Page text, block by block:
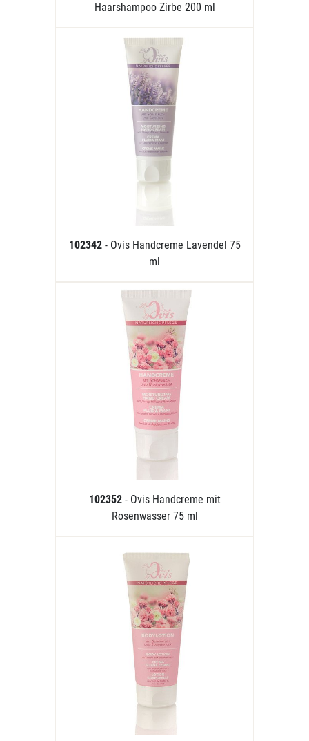
Haarshampoo Zirbe 200 ml
102342 - Ovis Handcreme Lavendel 75
ml
102352 - Ovis Handcreme mit
Rosenwasser 75 ml